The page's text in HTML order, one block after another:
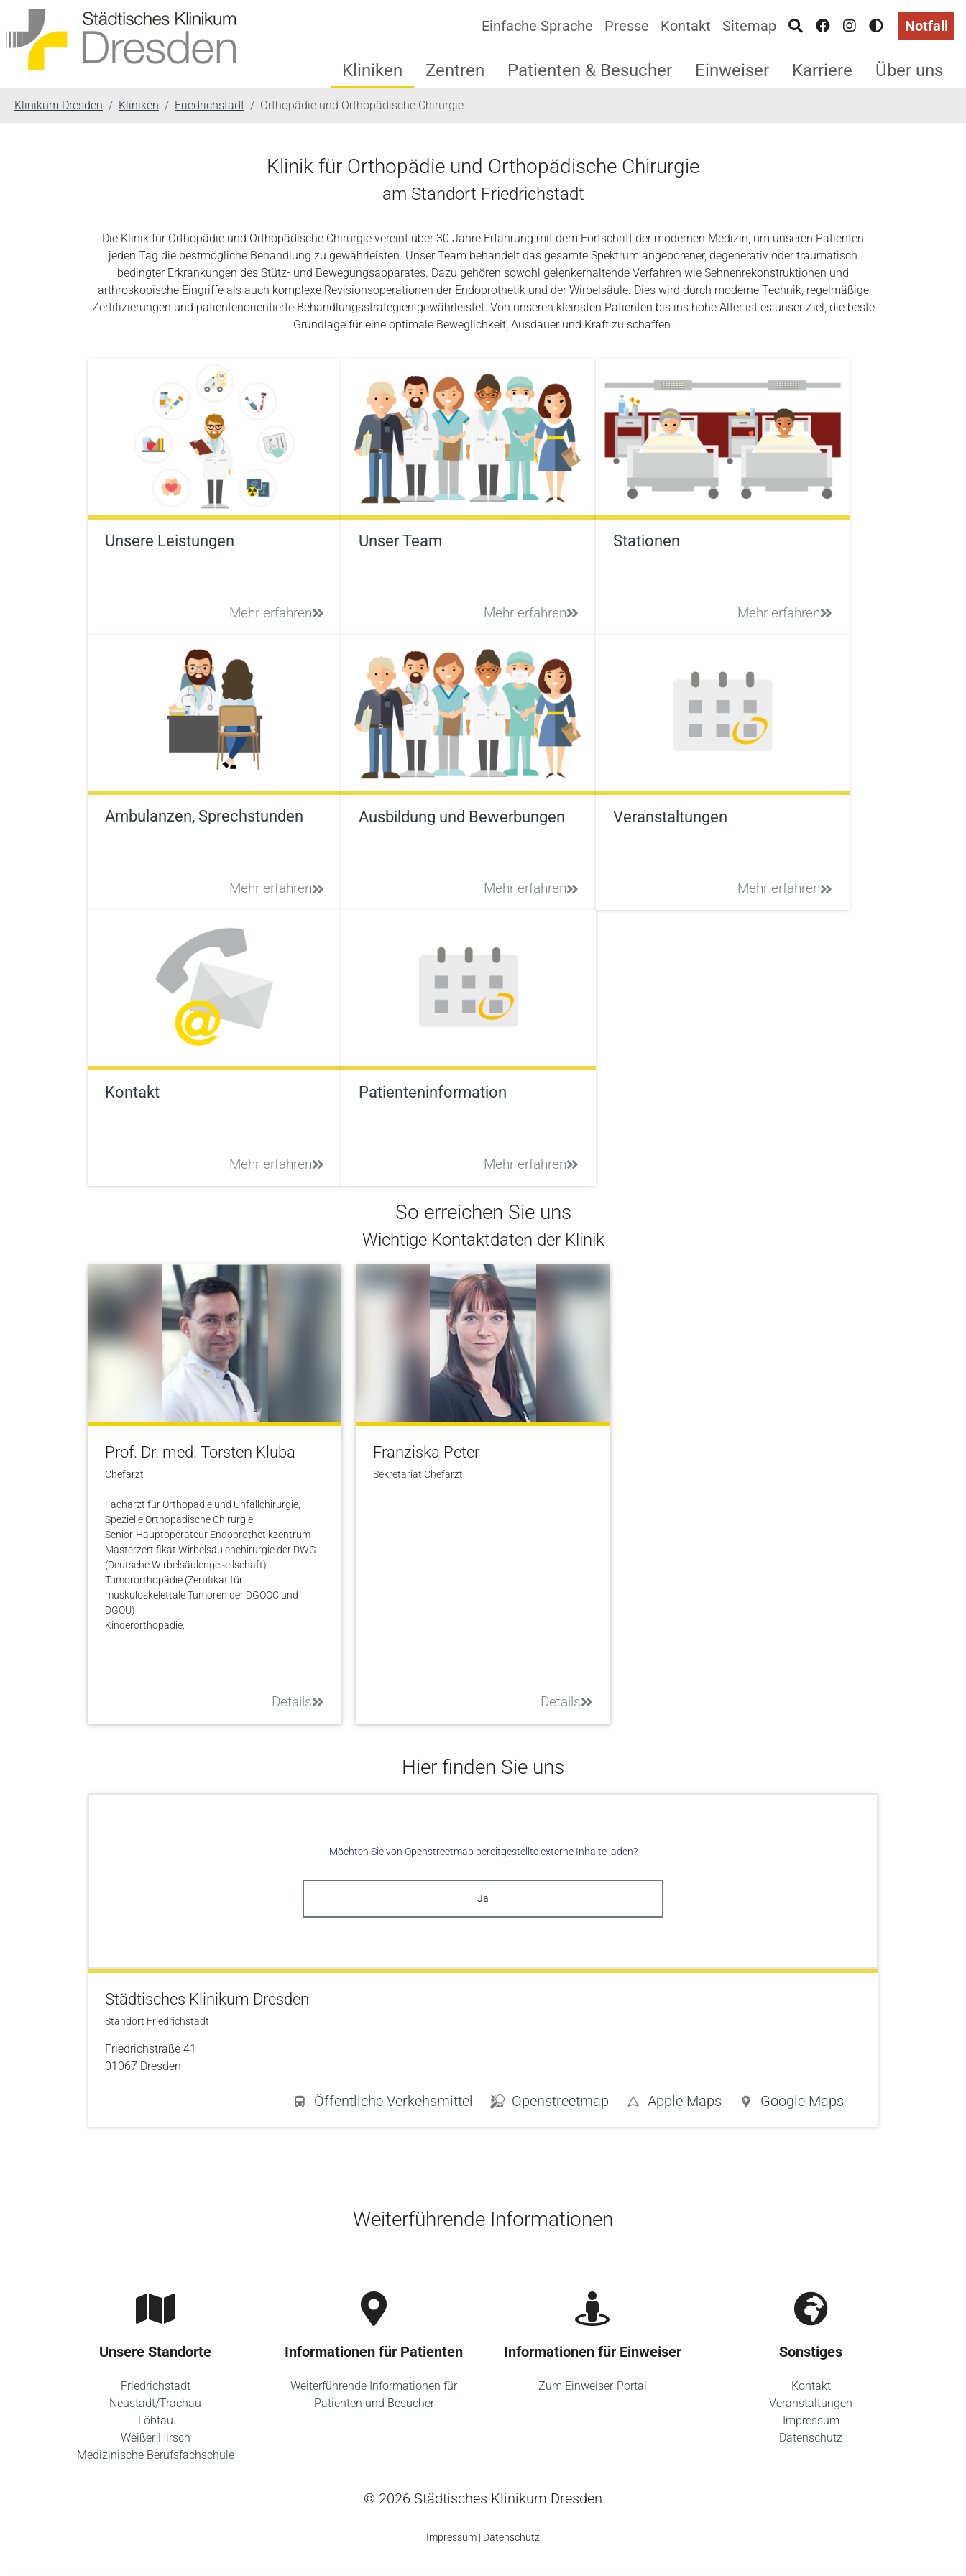
Einfache Sprache Presse Kontakt Sitemap Notfall
Kliniken Zentren Patienten & Besucher Einweiser Karriere Über uns
Klinikum Dresden Kliniken Friedrichstadt Orthopädie und Orthopädische Chirurgie
Klinik für Orthopädie und Orthopädische Chirurgie
am Standort Friedrichstadt
Die Klinik für Orthopädie und Orthopädische Chirurgie vereint über 30 Jahre Erfahrung mit dem Fortschritt der modernen Medizin, um unseren Patienten
jeden Tag die bestmögliche Behandlung zu gewährleisten. Unser Team behandelt das gesamte Spektrum angeborener, degenerativ oder traumatisch
bedingter Erkrankungen des Stütz- und Bewegungsapparates. Dazu gehören sowohl gelenkerhaltende Verfahren wie Sehnenrekonstruktionen und
arthroskopische Eingriffe als auch komplexe Revisionsoperationen der Endoprothetik und der Wirbelsäule. Dies wird durch moderne Technik, regelmäßige
Zertifizierungen und patientenorientierte Behandlungsstrategien gewährleistet. Von unseren kleinsten Patienten bis ins hohe Alter ist es unser Ziel, die beste
Grundlage für eine optimale Beweglichkeit, Ausdauer und Kraft zu schaffen.
Unsere Leistungen
Mehr erfahren
Unser Team
Mehr erfahren
Stationen
Mehr erfahren
Ambulanzen, Sprechstunden
Mehr erfahren
Ausbildung und Bewerbungen
Mehr erfahren
Veranstaltungen
Mehr erfahren
Kontakt
Mehr erfahren
Patienteninformation
Mehr erfahren
So erreichen Sie uns
Wichtige Kontaktdaten der Klinik
Prof. Dr. med. Torsten Kluba
Chefarzt
Facharzt für Orthopädie und Unfallchirurgie,
Spezielle Orthopädische Chirurgie
Senior-Hauptoperateur Endoprothetikzentrum
Masterzertifikat Wirbelsäulenchirurgie der DWG
(Deutsche Wirbelsäulengesellschaft)
Tumororthopädie (Zertifikat für
muskuloskelettale Tumoren der DGOOC und
DGOU)
Kinderorthopädie,
Details
Franziska Peter
Sekretariat Chefarzt
Details
Hier finden Sie uns
Möchten Sie von Openstreetmap bereitgestellte externe Inhalte laden?
Ja
Städtisches Klinikum Dresden
Standort Friedrichstadt
Friedrichstraße 41
01067 Dresden
Google Maps
Apple Maps
Openstreetmap
Öffentliche Verkehsmittel
Weiterführende Informationen
Unsere Standorte
Friedrichstadt
Neustadt/Trachau
Löbtau
Weißer Hirsch
Medizinische Berufsfachschule
Informationen für Patienten
Weiterführende Informationen für
Patienten und Besucher
Informationen für Einweiser
Zum Einweiser-Portal
Sonstiges
Kontakt
Veranstaltungen
Impressum
Datenschutz
© 2026 Städtisches Klinikum Dresden
Impressum | Datenschutz